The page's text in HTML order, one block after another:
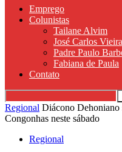
Emprego
Colunistas
Tailane Alvim
José Carlos Vieira
Padre Paulo
Fabiana de Paula
Contato
Regional Diácono Dehoniano
Congonhas neste sábado
Regional